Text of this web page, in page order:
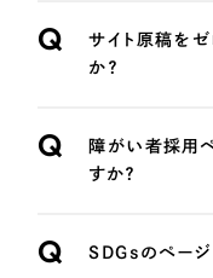
サイト原稿を
か？
Q
障がい者採用
すか？
Q
SDGsのページ
Q